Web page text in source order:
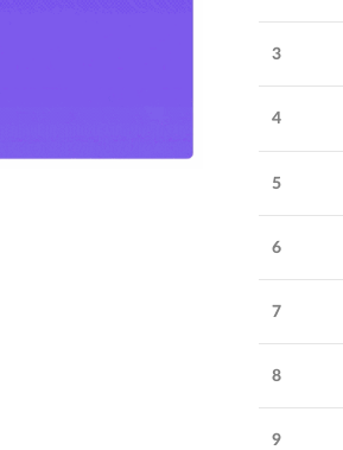
3
4
5
6
7
8
9